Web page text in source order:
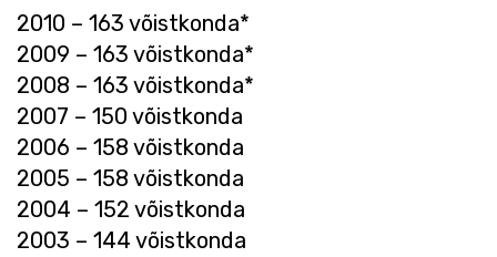
2010 – 163 võistkonda*
2009 – 163 võistkonda*
2008 – 163 võistkonda*
2007 – 150 võistkonda
2006 – 158 võistkonda
2005 – 158 võistkonda
2004 – 152 võistkonda
2003 – 144 võistkonda